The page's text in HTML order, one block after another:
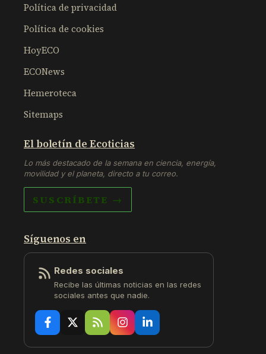
Política de privacidad
Política de cookies
HoyECO
ECONews
Hemeroteca
Sitemaps
El boletín de Ecoticias
Lo más destacado de la semana en ciencia, energía,
movilidad y el planeta, directo a tu correo.
SUSCRÍBETE →
Síguenos en
Redes sociales
Recibe las últimas noticias en las redes
sociales antes que nadie.